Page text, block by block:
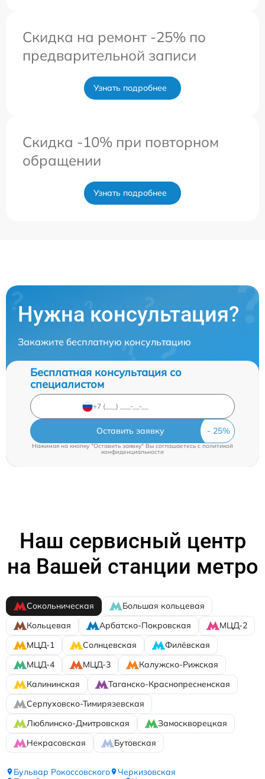
Скидка на ремонт -25% по
предварительной записи
Узнать подробнее
Скидка -10% при повторном
обращении
Узнать подробнее
Нужна консультация?
Закажите бесплатную консультацию
Бесплатная консультация со
специалистом
Оставить заявку
Нажимая на кнопку "Оставить заявку" Вы соглашаетесь cполитикой
конфиденциальности
Наш сервисный центр
на Вашей станции метро
Сокольническая
Большая кольцевая
Кольцевая
Арбатско-Покровская
МЦД-2
МЦД-1
Солнцевская
Филёвская
МЦД-4
МЦД-3
Калужско-Рижская
Калининская
Таганско-Краснопресненская
Серпуховско-Тимирязевская
Люблинско-Дмитровская
Замоскворецкая
Некрасовская
Бутовская
Бульвар Рокоссовского
Черкизовская